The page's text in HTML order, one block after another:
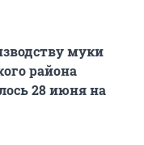
муки
района
28 июня на